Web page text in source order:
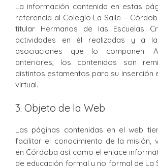
La información contenida en estas
referencia al Colegio La Salle –
titular Hermanos de las Escuelas
actividades en él realizadas y a
asociaciones que lo componen.
anteriores, los contenidos son
distintos estamentos para su inserción
virtual.
3. Objeto de la Web
Las páginas contenidas en el web
facilitar el conocimiento de la misión,
en Córdoba así como el enlace
de educación formal y no formal de La